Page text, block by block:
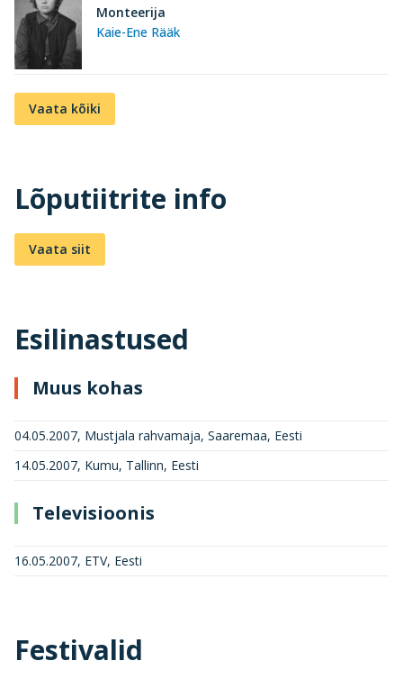
Kaie-Ene Rääk
Monteerija
Vaata kõiki
Lõputiitrite info
Vaata siit
Esilinastused
Muus kohas
04.05.2007, Mustjala rahvamaja, Saaremaa, Eesti
14.05.2007, Kumu, Tallinn, Eesti
Televisioonis
16.05.2007, ETV, Eesti
Festivalid